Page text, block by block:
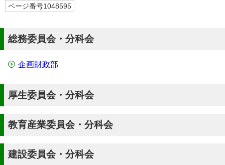
ページ番号1048595
総務委員会・分科会
企画財政部
厚生委員会・分科会
教育産業委員会・分科会
建設委員会・分科会